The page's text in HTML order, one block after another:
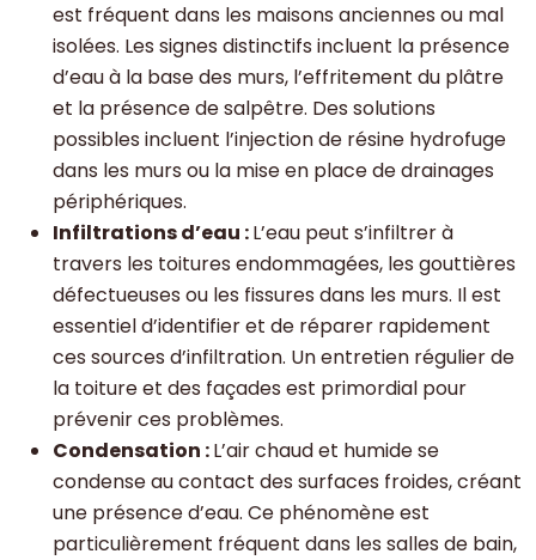
est fréquent dans les maisons anciennes ou mal
isolées. Les signes distinctifs incluent la présence
d’eau à la base des murs, l’effritement du plâtre
et la présence de salpêtre. Des solutions
possibles incluent l’injection de résine hydrofuge
dans les murs ou la mise en place de drainages
périphériques.
Infiltrations d’eau :L’eau peut s’infiltrer à
travers les toitures endommagées, les gouttières
défectueuses ou les fissures dans les murs. Il est
essentiel d’identifier et de réparer rapidement
ces sources d’infiltration. Un entretien régulier de
la toiture et des façades est primordial pour
prévenir ces problèmes.
Condensation :L’air chaud et humide se
condense au contact des surfaces froides, créant
une présence d’eau. Ce phénomène est
particulièrement fréquent dans les salles de bain,